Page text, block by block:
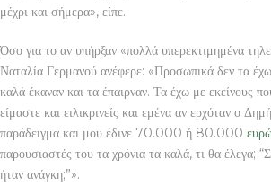
μέχρι και σήμερα», είπε.
Όσο για το αν υπήρξαν «πολλά υπερεκτιμημένα
Ναταλία Γερμανού ανέφερε: «Προσωπικά δεν τα έχω
καλά έκαναν και τα έπαιρναν. Τα έχω με εκείνους
είμαστε και ειλικρινείς και εμένα αν ερχόταν ο
παράδειγμα και μου έδινε 70.000 ή 80.000
παρουσιαστές του τα χρόνια τα καλά, τι θα έλεγα;
ήταν ανάγκη;”».